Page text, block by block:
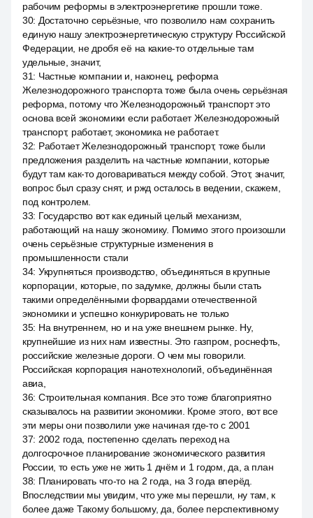
рабочим реформы в электроэнергетике прошли тоже.
30: Достаточно серьёзные, что позволило нам сохранить
единую нашу электроэнергетическую структуру Российской
Федерации, не дробя её на какие-то отдельные там
удельные, значит,
31: Частные компании и, наконец, реформа
Железнодорожного транспорта тоже была очень серьёзная
реформа, потому что Железнодорожный транспорт это
основа всей экономики если работает Железнодорожный
транспорт, работает, экономика не работает.
32: Работает Железнодорожный транспорт, тоже были
предложения разделить на частные компании, которые
будут там как-то договариваться между собой. Этот, значит,
вопрос был сразу снят, и ржд осталось в ведении, скажем,
под контролем.
33: Государство вот как единый целый механизм,
работающий на нашу экономику. Помимо этого произошли
очень серьёзные структурные изменения в
промышленности стали
34: Укрупняться производство, объединяться в крупные
корпорации, которые, по задумке, должны были стать
такими определёнными форвардами отечественной
экономики и успешно конкурировать не только
35: На внутреннем, но и на уже внешнем рынке. Ну,
крупнейшие из них нам известны. Это газпром, роснефть,
российские железные дороги. О чем мы говорили.
Российская корпорация нанотехнологий, объединённая
авиа,
36: Строительная компания. Все это тоже благоприятно
сказывалось на развитии экономики. Кроме этого, вот все
эти меры они позволили уже начиная где-то с 2001
37: 2002 года, постепенно сделать переход на
долгосрочное планирование экономического развития
России, то есть уже не жить 1 днём и 1 годом, да, а план
38: Планировать что-то на 2 года, на 3 года вперёд.
Впоследствии мы увидим, что уже мы перешли, ну там, к
более даже Такому большому, да, более перспективному